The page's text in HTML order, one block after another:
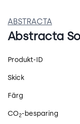
ABSTRACTA
Abstracta
Produkt-ID
Skick
Färg
CO2-besparing